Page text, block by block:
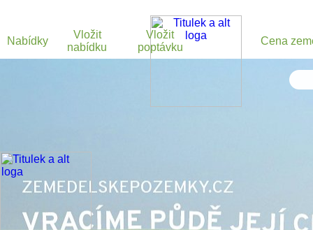
Nabídky
Vložit
nabídku
Vložit
poptávku
Cena